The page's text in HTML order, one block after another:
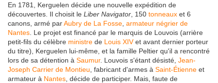
En 1781, Kerguelen décide une nouvelle expédition de
découvertes. Il choisit le Liber Navigator , 150 tonneaux et 6
canons, armé parAubry de La Fosse armateur négrier de
Nantes . Le projet est financé par le marquis de Louvois (arrière
petit-fils du célèbre ministre de Louis XIVet avant dernier porteur
du titre), Kerguelen lui-même, et la famille Peltier qu'il a rencontré
lors de sa détention à Saumur. Louvois s'étant désisté, Jean-
Joseph Carrier de Montieu , fabricant d'armes à Saint-Étienne et
armateur à Nantes , décide de participer. Mais, faute de